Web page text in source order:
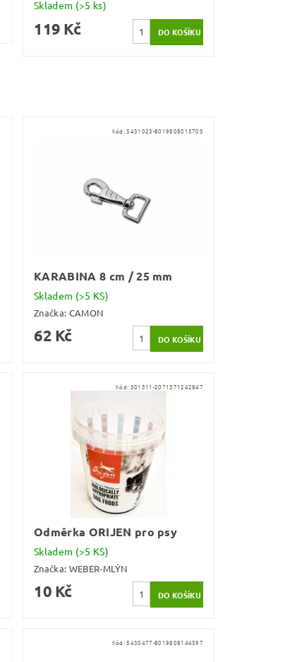
Skladem (>5 ks)
119 Kč
Kód:5431023-8019808015705
KARABINA 8 cm / 25 mm
Skladem (>5 KS)
Značka: CAMON
62 Kč
Kód: 501311-2071371242847
Odměrka ORIJEN pro psy
Skladem (>5 KS)
Značka: WEBER-MLÝN
10 Kč
Kód:5430477-8019808144597